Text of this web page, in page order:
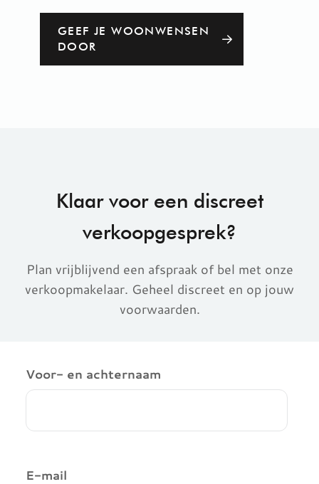
GEEF JE WOONWENSEN
DOOR
Klaar voor een discreet
verkoopgesprek?
Plan vrijblijvend een afspraak of bel met onze
verkoopmakelaar. Geheel discreet en op jouw
voorwaarden.
Voor- en achternaam
E-mail